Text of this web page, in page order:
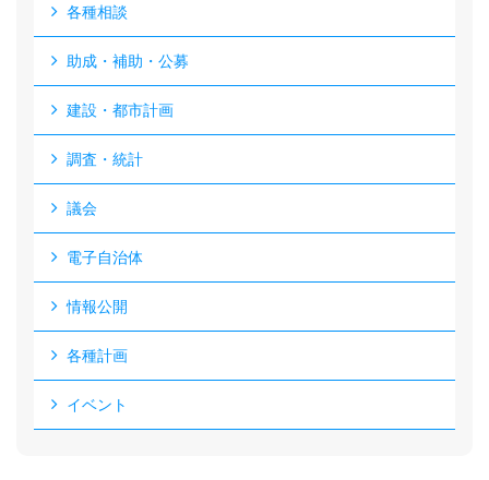
各種相談
助成・補助・公募
建設・都市計画
調査・統計
議会
電子自治体
情報公開
各種計画
イベント